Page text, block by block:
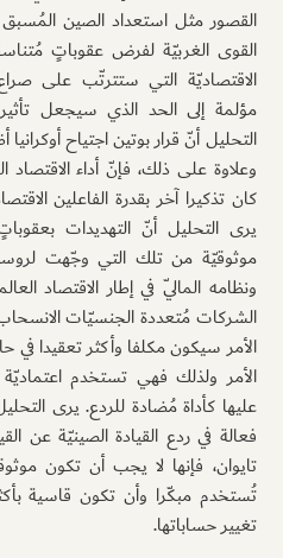
القصور مثل استعداد الصين
القوى الغربيّة لفرض عقوباتٍ
الاقتصاديّة التي ستترتّب على
مؤلمة إلى الحد الذي سيجعل
التحليل أنّ قرار بوتين اجتياح
وعلاوة على ذلك، فإنّ أداء
كان تذكيرا آخر بقدرة الفاعلين
يرى التحليل أنّ التهديدات
موثوقيّة من تلك التي وجّهت
ونظامه الماليّ في إطار الاقتصاد
الشركات مُتعددة الجنسيّات
الأمر سيكون مكلفا وأكثر تعقيدا في
الأمر ولذلك فهي تستخدم
عليها كأداة مُضادة للردع. يرى
فعالة في ردع القيادة الصينيّة عن
تايوان، فإنها لا يجب أن تكون
تُستخدم مبكّرا وأن تكون قاسية
تغيير حساباتها.